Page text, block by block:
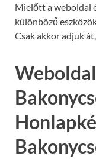
Mielőtt a weboldal
különböző
Csak akkor adjuk